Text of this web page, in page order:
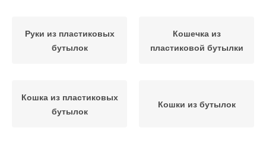
Руки из пластиковых
бутылок
Кошечка из
пластиковой бутылки
Кошка из пластиковых
бутылок
Кошки из бутылок